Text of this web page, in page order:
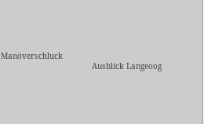
Manöverschluck
Ausblick Langeoog